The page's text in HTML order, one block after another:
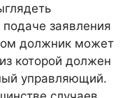
заявления
должник может
которой должен
управляющий.